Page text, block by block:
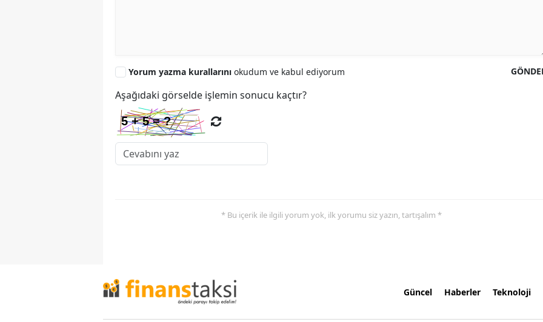
Yorum yazma kurallarını okudum ve kabul ediyorum
Aşağıdaki görselde işlemin sonucu kaçtır?
* Bu içerik ile ilgili yorum yok, ilk yorumu siz yazın, tartışalım *
Güncel Haberler Teknoloji